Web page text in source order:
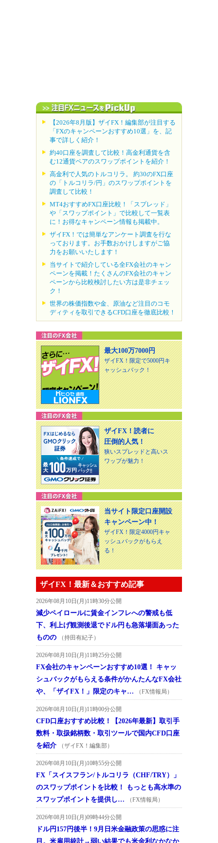
【2026年8月版】ザイFX！編集部が注目する
「FXのキャンペーンおすすめ10選」を、記
事で詳しく紹介！
約40口座を調査して比較！高金利通貨を含
む12通貨ペアのスワップポイントを紹介！
高金利で人気のトルコリラ。 約30のFX口座
の「トルコリラ/円」のスワップポイントを
調査して比較！
MT4おすすめFX口座比較！「スプレッド」
や「スワップポイント」で比較して一覧表
に！お得なキャンペーン情報も掲載中。
ザイFX！では簡単なアンケート調査を行な
っております。お手数おかけしますがご協
力をお願いいたします！
当サイトで紹介している全FX会社のキャン
ペーンを掲載！たくさんのFX会社のキャン
ペーンから比較検討したい方は是非チェッ
ク！
世界の株価指数や金、原油など注目のコモ
ディティを取引できるCFD口座を徹底比較！
最大100万7000円
ザイFX！限定で5000円キ
ャッシュバック！
ザイFX！読者に
圧倒的人気！
狭いスプレッドと高いス
ワップが魅力！
当サイト限定口座開設
キャンペーン中！
ザイFX！限定4000円キャ
ッシュバックがもらえ
る！
ザイFX！最新＆おすすめ記事
2026年08月10日(月)11時30分公開
減少ペイロールに賃金インフレへの警戒も低
下、利上げ観測後退でドル円も急落場面あった
ものの
（持田有紀子）
2026年08月10日(月)11時25分公開
FX会社のキャンペーンおすすめ10選！ キャッ
シュバックがもらえる条件がかんたんなFX会社
や、「ザイFX！」限定のキャ…
（FX情報局）
2026年08月10日(月)11時00分公開
CFD口座おすすめ比較！【2026年最新】取引手
数料・取扱銘柄数・取引ツールで国内CFD口座
を紹介
（ザイFX！編集部）
2026年08月10日(月)10時55分公開
FX「スイスフラン/トルコリラ（CHF/TRY）」
のスワップポイントを比較！ もっとも高水準の
スワップポイントを提供し…
（FX情報局）
2026年08月10日(月)09時44分公開
ドル円157円後半！9月日米金融政策の思惑に注
目。米雇用統計→弱い結果でも米金利なかなか